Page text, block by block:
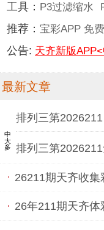
工具： P3过滤缩水
推荐： 宝彩APP 免
公告: 天齐新版
最新文章
中大多
排列三第
排列三第
​26211期天齐收
26年211期天齐